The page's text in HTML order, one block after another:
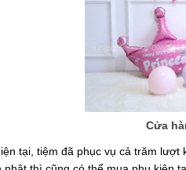
Cửa
tại, tiệm đã phục vụ cả trăm